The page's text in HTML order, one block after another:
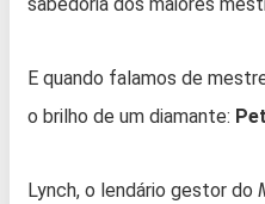
E quando falamos de
o brilho de um diamante:
Lynch, o lendário gestor do